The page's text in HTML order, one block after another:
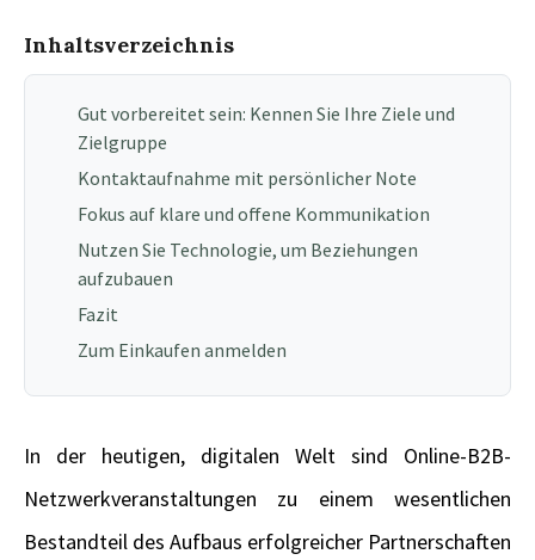
Inhaltsverzeichnis
Gut vorbereitet sein: Kennen Sie Ihre Ziele und
Zielgruppe
Kontaktaufnahme mit persönlicher Note
Fokus auf klare und offene Kommunikation
Nutzen Sie Technologie, um Beziehungen
aufzubauen
Fazit
Zum Einkaufen anmelden
In der heutigen, digitalen Welt sind Online-B2B-
Netzwerkveranstaltungen zu einem wesentlichen
Bestandteil des Aufbaus erfolgreicher Partnerschaften